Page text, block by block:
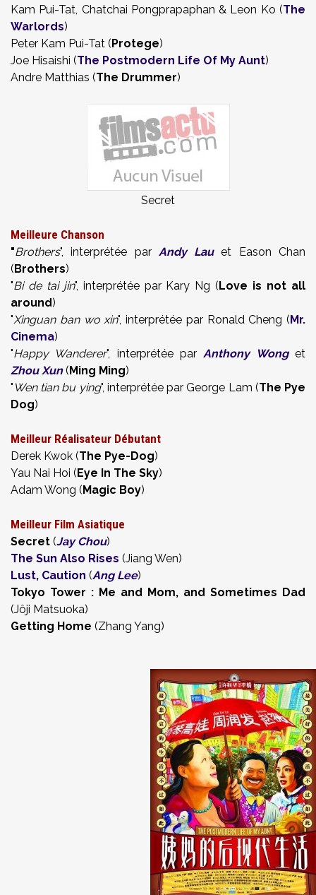
Kam Pui-Tat, Chatchai Pongprapaphan & Leon Ko (The
Warlords)
Peter Kam Pui-Tat (Protege)
Joe Hisaishi (The Postmodern Life Of My Aunt)
Andre Matthias (The Drummer)
Secret
Meilleure Chanson
"Brothers", interprétée par Andy Lauet Eason Chan
(Brothers)
"Bi de tai jin", interprétée par Kary Ng (Love is not all
around)
"Xinguan ban wo xin", interprétée par Ronald Cheng (Mr.
Cinema)
"Happy Wanderer", interprétée parAnthony Wonget
Zhou Xun(Ming Ming)
" Wen tian bu ying", interprétée par George Lam (The Pye
Dog)
Meilleur Réalisateur Débutant
Derek Kwok (The Pye-Dog)
Yau Nai Hoi (Eye In The Sky)
Adam Wong (Magic Boy)
Meilleur Film Asiatique
Secret (Jay Chou)
The Sun Also Rises (Jiang Wen)
Lust, Caution (Ang Lee)
Tokyo Tower : Me and Mom, and Sometimes Dad
(Jôji Matsuoka)
Getting Home (Zhang Yang)